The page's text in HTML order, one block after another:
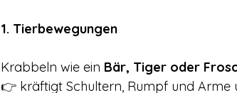
1. Tierbewegungen
Krabbeln wie ein Bär, Tiger oder
👉 kräftigt Schultern, Rumpf und